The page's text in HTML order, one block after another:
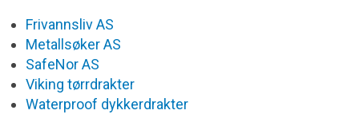
Frivannsliv AS
Metallsøker AS
SafeNor AS
Viking tørrdrakter
Waterproof dykkerdrakter